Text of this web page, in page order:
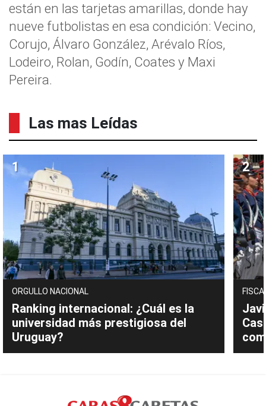
están en las tarjetas amarillas, donde hay
nueve futbolistas en esa condición: Vecino,
Corujo, Álvaro González, Arévalo Ríos,
Lodeiro, Rolan, Godín, Coates y Maxi
Pereira.
Las mas Leídas
ORGULLO NACIONAL
Ranking internacional: ¿Cuál es la
universidad más prestigiosa del
Uruguay?